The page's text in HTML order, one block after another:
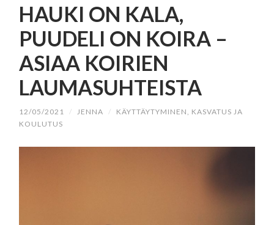
HAUKI ON KALA,
PUUDELI ON KOIRA –
ASIAA KOIRIEN
LAUMASUHTEISTA
12/05/2021 / JENNA /
KÄYTTÄYTYMINEN, KASVATUS JA
KOULUTUS